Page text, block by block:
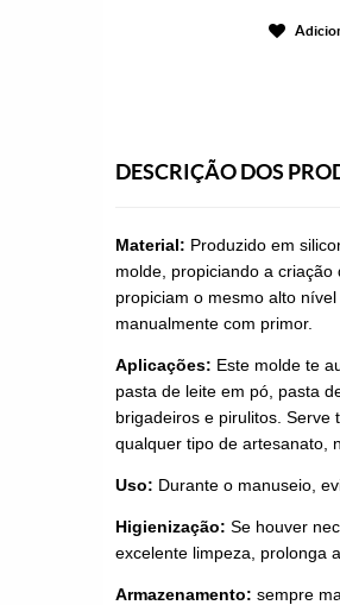
DESCRIÇÃO DOS
Material: Produzido em
molde, propiciando a
propiciam o mesmo alto
manualmente com primor.
Aplicações: Este molde te
pasta de leite em pó, pasta
brigadeiros e pirulitos. Serve
qualquer tipo de artesanato,
Uso: Durante o manuseio,
Higienização: Se houver
excelente limpeza, prolonga
Armazenamento: sempre